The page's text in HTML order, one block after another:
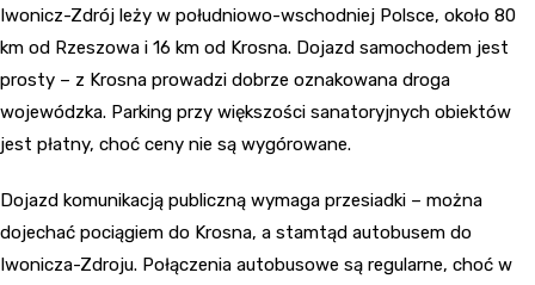
Iwonicz-Zdrój leży w południowo-wschodniej Polsce, około 80
km od Rzeszowa i 16 km od Krosna. Dojazd samochodem jest
prosty – z Krosna prowadzi dobrze oznakowana droga
wojewódzka. Parking przy większości sanatoryjnych obiektów
jest płatny, choć ceny nie są wygórowane.
Dojazd komunikacją publiczną wymaga przesiadki – można
dojechać pociągiem do Krosna, a stamtąd autobusem do
Iwonicza-Zdroju. Połączenia autobusowe są regularne, choć w